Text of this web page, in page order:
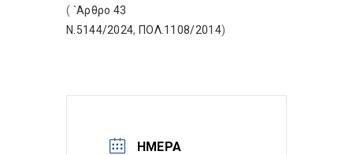
( `Αρθρο 43
Ν.5144/2024, ΠΟΛ.1108/2014)
ΗΜΕΡΑ